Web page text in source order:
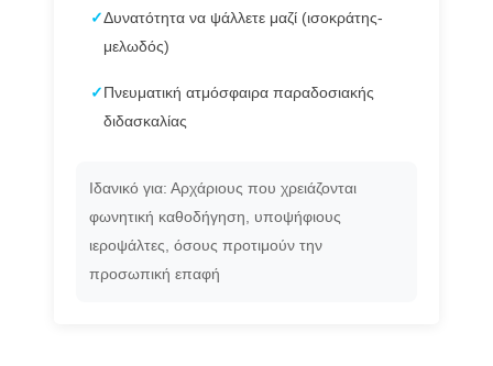
✓Δυνατότητα να ψάλλετε μαζί (ισοκράτης-
μελωδός)
✓ Πνευματική ατμόσφαιρα παραδοσιακής
διδασκαλίας
Ιδανικό για: Αρχάριους που χρειάζονται
φωνητική καθοδήγηση, υποψήφιους
ιεροψάλτες, όσους προτιμούν την
προσωπική επαφή